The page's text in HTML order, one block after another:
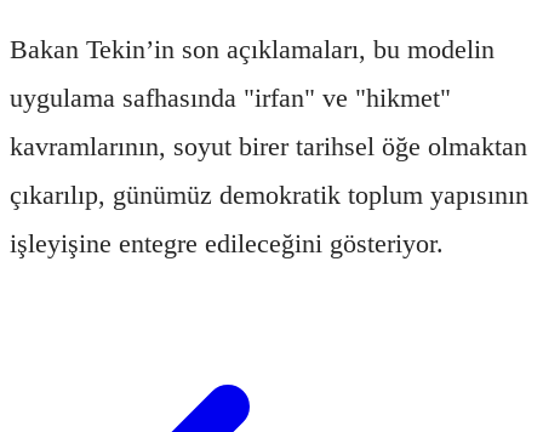
Bakan Tekin’in son açıklamaları, bu modelin
uygulama safhasında "irfan" ve "hikmet"
kavramlarının, soyut birer tarihsel öğe olmaktan
çıkarılıp, günümüz demokratik toplum yapısının
işleyişine entegre edileceğini gösteriyor.